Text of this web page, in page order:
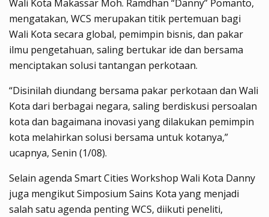
Wali Kota Makassar Moh. Ramdhan “Danny” Pomanto,
mengatakan, WCS merupakan titik pertemuan bagi
Wali Kota secara global, pemimpin bisnis, dan pakar
ilmu pengetahuan, saling bertukar ide dan bersama
menciptakan solusi tantangan perkotaan.
“Disinilah diundang bersama pakar perkotaan dan Wali
Kota dari berbagai negara, saling berdiskusi persoalan
kota dan bagaimana inovasi yang dilakukan pemimpin
kota melahirkan solusi bersama untuk kotanya,”
ucapnya, Senin (1/08).
Selain agenda Smart Cities Workshop Wali Kota Danny
juga mengikut Simposium Sains Kota yang menjadi
salah satu agenda penting WCS, diikuti peneliti,